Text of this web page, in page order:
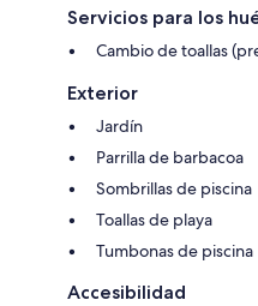
Servicios para los
Cambio de toallas
Exterior
Jardín
Parrilla de barbacoa
Sombrillas de piscina
Toallas de playa
Tumbonas de piscina
Accesibilidad